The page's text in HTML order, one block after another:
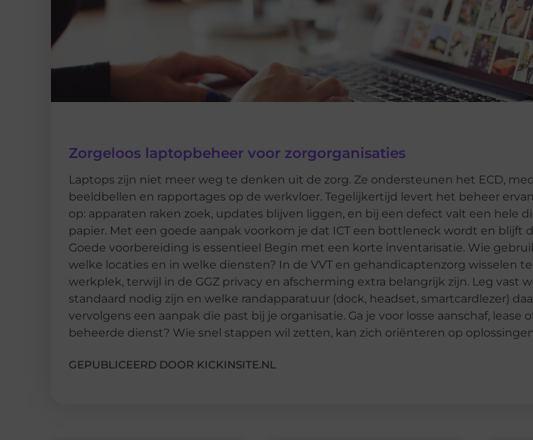
Zorgeloos laptopbeheer voor zorgorganisaties
Laptops zijn niet meer weg te denken uit de zorg. Ze ondersteunen het ECD,
beeldbellen en rapportages op de werkvloer. Tegelijkertijd levert het beheer
op: apparaten raken zoek, updates blijven liggen, en bij een defect valt een hele
papier. Met een goede aanpak voorkom je dat ICT een bottleneck wordt en blijft
Goede voorbereiding is essentieel Begin met een korte inventarisatie. Wie
welke locaties en in welke diensten? In de VVT en gehandicaptenzorg wisselen
werkplek, terwijl in de GGZ privacy en afscherming extra belangrijk zijn. Leg vast
standaard nodig zijn en welke randapparatuur (dock, headset, smartcardlezer)
vervolgens een aanpak die past bij je organisatie. Ga je voor losse aanschaf, lease
beheerde dienst? Wie snel stappen wil zetten, kan zich oriënteren op
GEPUBLICEERD DOOR KICKINSITE.NL